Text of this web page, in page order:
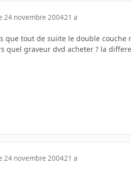
24 novembre 200421 a
que tout de suiite le double
quel graveur dvd acheter ? la
24 novembre 200421 a